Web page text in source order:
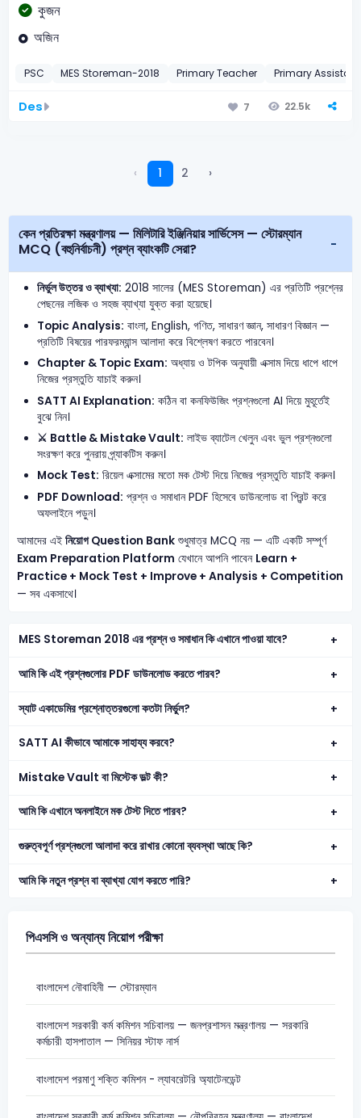
কুজন
অজিন
PSC MES Storeman-2018 Primary Teacher Primary
Des 7 22.5k
‹ 1 2 ›
কেন প্রতিরক্ষা মন্ত্রণালয় — মিলিটারি ইঞ্জিনিয়ার সার্ভিসেস — স্টোরম্যান
MCQ (বহুনির্বাচনী) প্রশ্ন ব্যাংকটি সেরা?
নির্ভুল উত্তর ও ব্যাখ্যা: 2018 সালের (MES Storeman) এর প্রতিটি প্রশ্নের
পেছনের লজিক ও সহজ ব্যাখ্যা যুক্ত করা হয়েছে।
Topic Analysis: বাংলা, English, গণিত, সাধারণ জ্ঞান, সাধারণ বিজ্ঞান —
প্রতিটি বিষয়ের পারফরম্যান্স আলাদা করে বিশ্লেষণ করতে পারবেন।
Chapter & Topic Exam: অধ্যায় ও টপিক অনুযায়ী এক্সাম দিয়ে ধাপে ধাপে
নিজের প্রস্তুতি যাচাই করুন।
SATT AI Explanation: কঠিন বা কনফিউজিং প্রশ্নগুলো AI দিয়ে মুহূর্তেই
বুঝে নিন।
⚔️ Battle & Mistake Vault: লাইভ ব্যাটেল খেলুন এবং ভুল প্রশ্নগুলো
সংরক্ষণ করে পুনরায় প্র্যাকটিস করুন।
Mock Test: রিয়েল এক্সামের মতো মক টেস্ট দিয়ে নিজের প্রস্তুতি যাচাই করুন।
PDF Download: প্রশ্ন ও সমাধান PDF হিসেবে ডাউনলোড বা প্রিন্ট করে
অফলাইনে পড়ুন।
আমাদের এই নিয়োগ Question Bankশুধুমাত্র MCQ নয় — এটি একটি সম্পূর্ণ
Exam Preparation Platform যেখানে আপনি পাবেন Learn +
Practice + Mock Test + Improve + Analysis + Competition
— সব একসাথে।
MES Storeman 2018 এর প্রশ্ন ও সমাধান কি এখানে পাওয়া যাবে?
আমি কি এই প্রশ্নগুলোর PDF ডাউনলোড করতে পারব?
স্যাট একাডেমির প্রশ্নোত্তরগুলো কতটা নির্ভুল?
SATT AI কীভাবে আমাকে সাহায্য করবে?
Mistake Vault বা মিস্টেক ভল্ট কী?
আমি কি এখানে অনলাইনে মক টেস্ট দিতে পারব?
গুরুত্বপূর্ণ প্রশ্নগুলো আলাদা করে রাখার কোনো ব্যবস্থা আছে কি?
আমি কি নতুন প্রশ্ন বা ব্যাখ্যা যোগ করতে পারি?
পিএসসি ও অন্যান্য নিয়োগ পরীক্ষা
বাংলাদেশ নৌবাহিনী — স্টোরম্যান
বাংলাদেশ সরকারী কর্ম কমিশন সচিবালয় — জনপ্রশাসন মন্ত্রণালয় — সরকারি
কর্মচারী হাসপাতাল — সিনিয়র স্টাফ নার্স
বাংলাদেশ পরমাণু শক্তি কমিশন - ল্যাবরেটরি অ্যাটেনডেন্ট